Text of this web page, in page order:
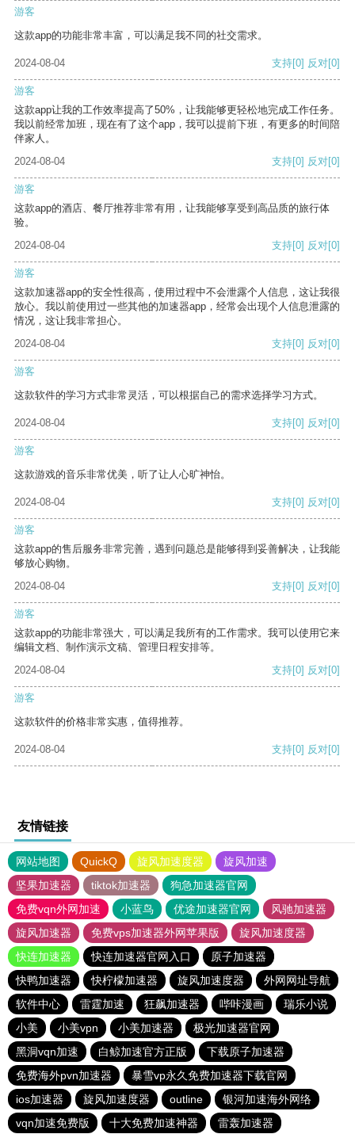
游客
这款app的功能非常丰富，可以满足我不同的社交需求。
2024-08-04 支持[0] 反对[0]
游客
这款app让我的工作效率提高了50%，让我能够更轻松地完成工作任务。
我以前经常加班，现在有了这个app，我可以提前下班，有更多的时间陪
伴家人。
2024-08-04
支持[0] 反对[0]
游客
这款app的酒店、餐厅推荐非常有用，让我能够享受到高品质的旅行体
验。
2024-08-04
支持[0] 反对[0]
游客
这款加速器app的安全性很高，使用过程中不会泄露个人信息，这让我很
放心。我以前使用过一些其他的加速器app，经常会出现个人信息泄露的
情况，这让我非常担心。
2024-08-04
支持[0] 反对[0]
游客
这款软件的学习方式非常灵活，可以根据自己的需求选择学习方式。
2024-08-04 支持[0] 反对[0]
游客
这款游戏的音乐非常优美，听了让人心旷神怡。
2024-08-04 支持[0] 反对[0]
游客
这款app的售后服务非常完善，遇到问题总是能够得到妥善解决，让我能
够放心购物。
2024-08-04
支持[0] 反对[0]
游客
这款app的功能非常强大，可以满足我所有的工作需求。我可以使用它来
编辑文档、制作演示文稿、管理日程安排等。
2024-08-04
支持[0] 反对[0]
游客
这款软件的价格非常实惠，值得推荐。
2024-08-04 支持[0] 反对[0]
友情链接
网站地图 QuickQ 旋风加速度器
旋风加速
坚果加速器
tiktok加速器
狗急加速器官网
免费vqn外网加速
小蓝鸟 优途加速器官网
风驰加速器
旋风加速器
免费vps加速器外网苹果版
旋风加速度器
快连加速器
快连加速器官网入口
原子加速器
快鸭加速器
快柠檬加速器 旋风加速度器
外网网址导航
软件中心
雷霆加速 狂飙加速器 哔咔漫画
瑞乐小说
小美
小美vpn 小美加速器
极光加速器官网
黑洞vqn加速
白鲸加速官方正版
下载原子加速器
免费海外pvn加速器
暴雪vp永久免费加速器下载官网
ios加速器
旋风加速度器 outline
银河加速海外网络
vqn加速免费版
十大免费加速神器 雷轰加速器